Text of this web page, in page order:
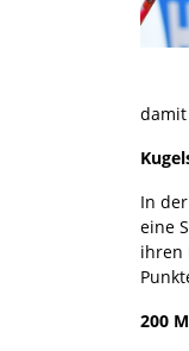
In
eine
ihren
200